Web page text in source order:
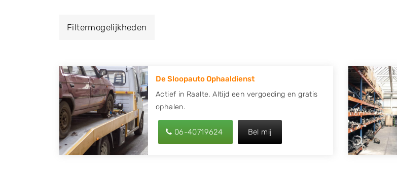
of deze liever laten ophalen op een locatie naar keuze? Kies dan voor
Zoekt u liever naar een sloperij in een andere plaats of regio? U vindt
hier alle bedrijven inOverijssel. U kunt ookzoekennaar een sloop met
behulp van uw postcode.
U kunt er ook voor kiezen om direct uw sloopauto te verkopen en op te
laten halen door de Sloopauto Ophaaldienst van Autosloperijen.nl. Wij
Filtermogelijkheden
De Sloopauto Ophaaldienst
Actief in Raalte. Altijd een vergoeding en gratis
ophalen.
06-40719624 Bel mij